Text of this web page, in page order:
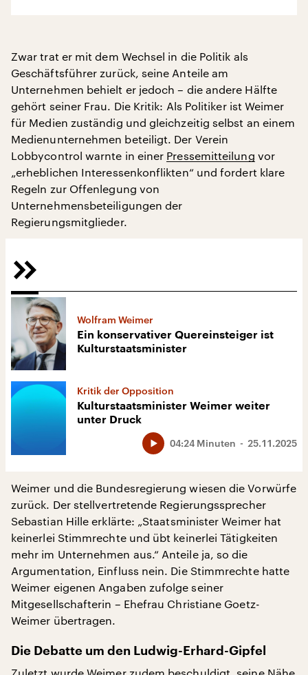
Zwar trat er mit dem Wechsel in die Politik als
Geschäftsführer zurück, seine Anteile am
Unternehmen behielt er jedoch – die andere Hälfte
gehört seiner Frau. Die Kritik: Als Politiker ist Weimer
für Medien zuständig und gleichzeitig selbst an einem
Medienunternehmen beteiligt. Der Verein
Lobbycontrol warnte in einer Pressemitteilung vor
„erheblichen Interessenkonflikten“ und fordert klare
Regeln zur Offenlegung von
Unternehmensbeteiligungen der
Regierungsmitglieder.
Wolfram Weimer
Ein konservativer Quereinsteiger ist
Kulturstaatsminister
Kritik der Opposition
Kulturstaatsminister Weimer weiter
unter Druck
25.11.2025
04:24 Minuten
Weimer und die Bundesregierung wiesen die Vorwürfe
zurück. Der stellvertretende Regierungssprecher
Sebastian Hille erklärte: „Staatsminister Weimer hat
keinerlei Stimmrechte und übt keinerlei Tätigkeiten
mehr im Unternehmen aus.“ Anteile ja, so die
Argumentation, Einfluss nein. Die Stimmrechte hatte
Weimer eigenen Angaben zufolge seiner
Mitgesellschafterin – Ehefrau Christiane Goetz-
Weimer übertragen.
Die Debatte um den Ludwig-Erhard-Gipfel